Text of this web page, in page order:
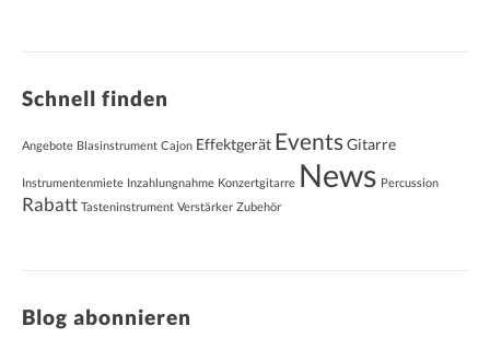
Schnell finden
Angebote Blasinstrument Cajon Effektgerät EventsGitarre
Instrumentenmiete Inzahlungnahme Konzertgitarre News Percussion
Rabatt Tasteninstrument Verstärker Zubehör
Blog abonnieren